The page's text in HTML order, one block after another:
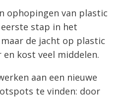
ophopingen van plastic
stap in het
de jacht op plastic
kost veel middelen.
aan een nieuwe
te vinden: door